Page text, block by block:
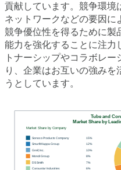
貢献しています。競争環境
ネットワークなどの要因に
競争優位性を得るために製
能力を強化することに注力
トナーシップやコラボレ
り、企業はお互いの強みを
うとしています。